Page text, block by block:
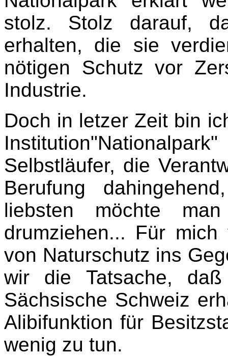
stolz. Stolz darauf,
erhalten, die sie
nötigen Schutz vor
Industrie.
Doch in letzer Zeit bin
Selbstläufer, die
Berufung
liebsten möchte
drumziehen... Für
von Naturschutz ins
wir die Tatsache,
Sächsische Schweiz
Alibifunktion für
wenig zu tun.